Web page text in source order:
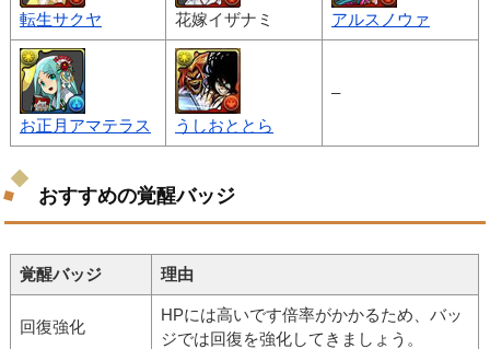
転生サクヤ 花嫁イザナミ アルスノウァ
お正月アマテラス うしおととら
–
おすすめの覚醒バッジ
覚醒バッジ 理由
回復強化
HPには高いです倍率がかかるため、バッ
ジでは回復を強化してきましょう。